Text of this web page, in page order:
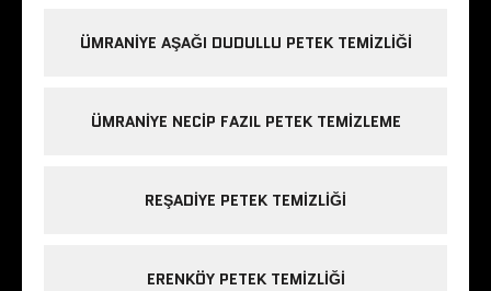
ÜMRANIYE AŞAĞI DUDULLU PETEK TEMIZLIĞI
ÜMRANIYE NECIP FAZIL PETEK TEMIZLEME
REŞADIYE PETEK TEMIZLIĞI
ERENKÖY PETEK TEMIZLIĞI